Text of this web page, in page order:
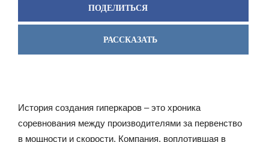
ПОДЕЛИТЬСЯ
РАССКАЗАТЬ
История создания гиперкаров – это хроника
соревнования между производителями за первенство
в мощности и скорости. Компания, воплотившая в